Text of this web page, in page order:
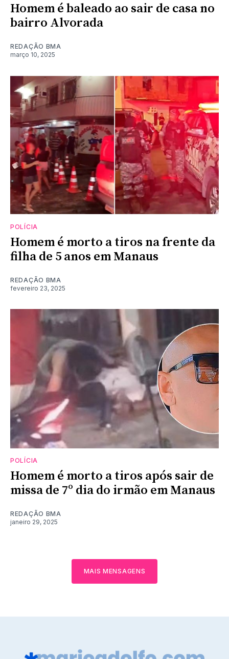
Homem é baleado ao sair de casa no
bairro Alvorada
REDAÇÃO BMA
março 10, 2025
POLÍCIA
Homem é morto a tiros na frente da
filha de 5 anos em Manaus
REDAÇÃO BMA
fevereiro 23, 2025
POLÍCIA
Homem é morto a tiros após sair de
missa de 7º dia do irmão em Manaus
REDAÇÃO BMA
janeiro 29, 2025
MAIS MENSAGENS